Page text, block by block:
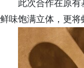
此次合作在原
鲜味饱满立体，更